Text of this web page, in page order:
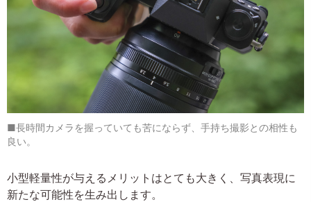
■長時間カメラを握っていても苦にならず、手持ち撮影との相性も
良い。
小型軽量性が与えるメリットはとても大きく、写真表現に
新たな可能性を生み出します。